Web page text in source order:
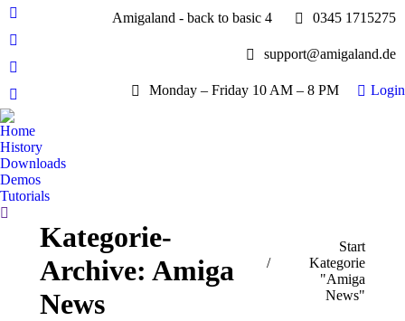
Facebook
page
opens
new
window
YouTube
page
opens
in
new
window
Whatsapp
page
opens
in
new
window
E-
Mail
page
opens
in
new
Amigaland - back to basic 4 0345 1715275
support@amigaland.de
Monday – Friday 10 AM – 8 PM Login
Home
History
Downloads
Demos
Tutorials
Search:
Kategorie-
Archive: Amiga
News
Sie befinden sich hier:
Start
Kategorie
"Amiga
News"